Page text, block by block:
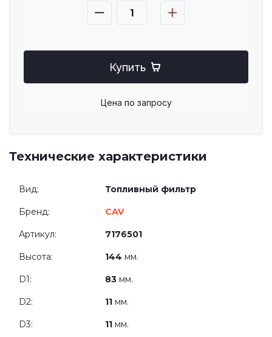
Купить
Цена по запросу
Технические характеристики
Вид: Топливный фильтр
Бренд: CAV
Артикул: 7176501
Высота: 144 мм.
D1: 83 мм.
D2: 11 мм.
D3: 11 мм.